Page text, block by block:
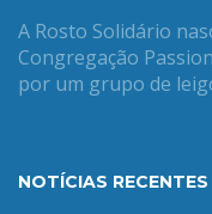
A Rosto Solidário
Congregação
por um grupo de
NOTÍCIAS RECENTES